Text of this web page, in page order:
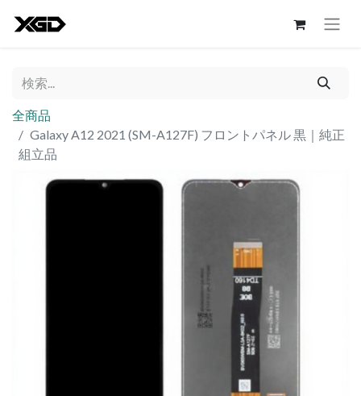
全商品
Galaxy A12 2021 (SM-A127F) フロントパネル 黒｜純正
組立品